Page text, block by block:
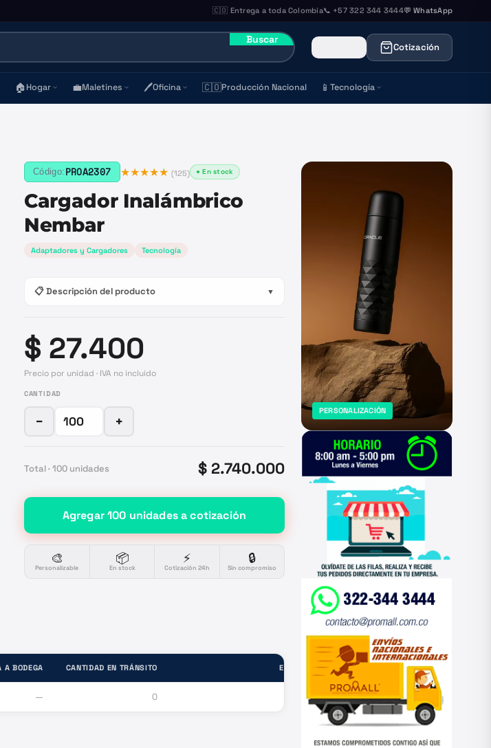
🇨🇴 Entrega a toda Colombia📞 +57 322 344 3444💬 WhatsApp
Buscar
Cotización
🏠Hogar 💼Maletines 🖊️Oficina 🇨🇴Producción Nacional 📱 Tecnología
Código: PROA2307 ★★★★★ (125) ● En stock
Cargador Inalámbrico
Nembar
Adaptadores y Cargadores Tecnología
📋 Descripción del producto ▼
$ 27.400
Precio por unidad · IVA no incluido
CANTIDAD
− +
Total · 100 unidades $ 2.740.000
Agregar100 unidadesa cotización
🎨
Personalizable
📦
En stock
⚡
Cotización 24h
🔒
Sin compromiso
A BODEGA CANTIDAD EN TRÁNSITO ESTADO
— 0 —
PERSONALIZACIÓN